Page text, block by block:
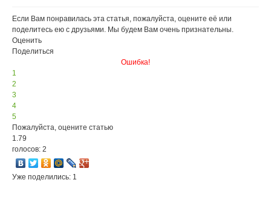
Если Вам понравилась эта статья, пожалуйста, оцените её или
поделитесь ею с друзьями. Мы будем Вам очень признательны.
Оценить
Поделиться
Ошибка!
1
2
3
4
5
Пожалуйста, оцените статью
1.79
голосов: 2
Уже поделились: 1